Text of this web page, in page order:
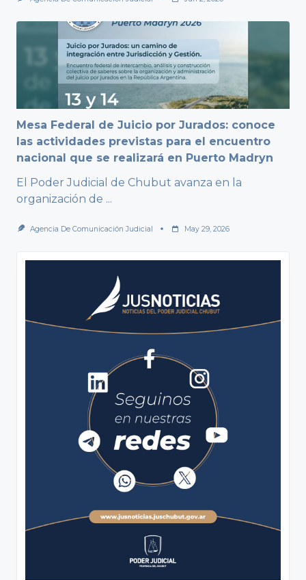
Mesa Federal de Juicio por Jurados: conoce
las actividades previstas para el encuentro
nacional que se realizará en Puerto Madryn
El Poder Judicial de Chubut avanza en la
organización de ...
Agencia De Comunicación Judicial May 29, 2026